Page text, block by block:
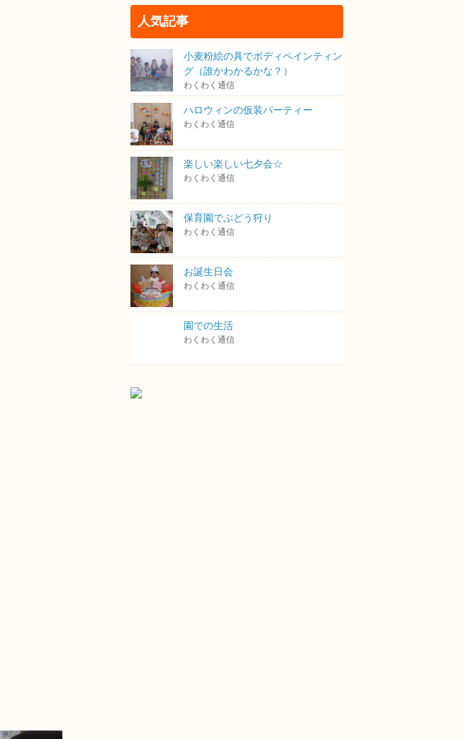
人気記事
小麦粉絵の具でボディペインティン
グ（誰かわかるかな？）
わくわく通信
ハロウィンの仮装パーティー
わくわく通信
楽しい楽しい七夕会☆
わくわく通信
保育園でぶどう狩り
わくわく通信
お誕生日会
わくわく通信
園での生活
わくわく通信